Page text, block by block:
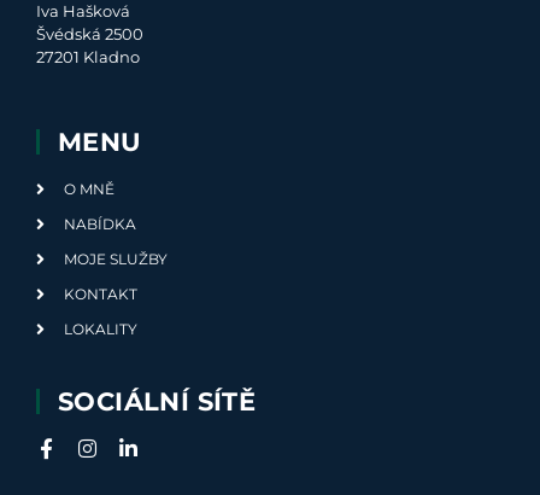
Iva Hašková
Švédská 2500
27201 Kladno
MENU
O MNĚ
NABÍDKA
MOJE SLUŽBY
KONTAKT
LOKALITY
SOCIÁLNÍ SÍTĚ